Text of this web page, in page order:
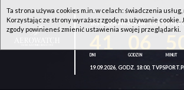
1KS ŚLĘZA WROCŁAW - LOTTO AZS
19.09.2026, GODZ. 18:00,
Ta strona używa cookies m.in. w celach: świadczenia
Korzystając ze strony wyrażasz zgodę na używanie cookie.
zgody powinieneś zmienić ustawienia swojej przeglądarki.